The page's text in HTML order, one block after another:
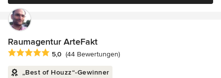
Raumagentur ArteFakt
Durchschnittliche Bewertung: 5 von 5 Sternen
5,0 (44 Bewertungen)
„Best of Houzz“-Gewinner